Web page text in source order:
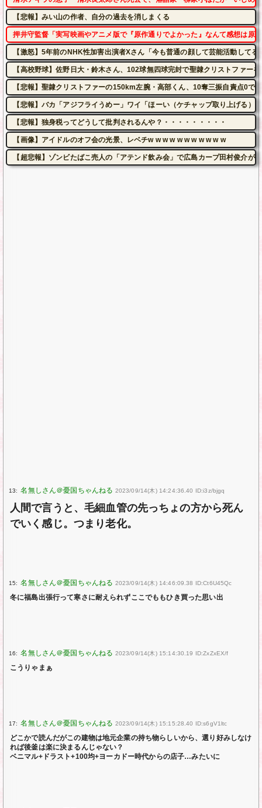
【悲報】みい山の作者、自分の過去を消しまくる
押井守監督「実写映画やアニメ版で『原作通りでよかった』なんて感想は原
【激怒】5年前のNHK性加害出演者Xさん「今も普通の顔して芸能活動して
【高校野球】佐野日大・鈴木さん、102球無四球完封で聖隷クリストファー
【悲報】聖隷クリストファーの150km左腕・高部くん、10奪三振自責点0で
【悲報】バカ「アジフライうめー」ワイ「ほーい（ケチャップ取り上げる）
【悲報】独身税ってどうして批判されるんや？・・・・・・・・・
【画像】アイドルのオフ会の光景、レベチw w w w w w w w w w w
【超悲報】ゾンビたばこ売人の「アテンド飲み会」で広島カープ田村俊介が
13: 2023/09/14(木) 14:24:36.40 ID:i3z/bjgq
人間で言うと、毛細血管の先っちょの方から死ん
でいく感じ。つまり老化。
15: 2023/09/14(木) 14:46:09.38 ID:Ct6U45Qc
冬に福島出張行って寒さに耐えられずここでももひき買った思い出
16: 2023/09/14(木) 15:14:30.19 ID:ZxZxEX/f
こうりゃまぁ
17: 2023/09/14(木) 15:15:28.40 ID:s6gV1ltc
どこかで読んだがこの建物は地元企業の持ち物らしいから、選り好みしなけ
れば後釜は楽に決まるんじゃない？
ベニマル+ドラスト+100均+ヨーカドー時代からの店子…みたいに